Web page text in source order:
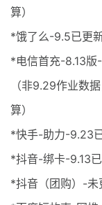
算）
*饿了么-9.5已更
*电信首充-8.13版
（非9.29作业数
算）
*快手-助力-9.23
*抖音-绑卡-9.13
*抖音（团购）-未